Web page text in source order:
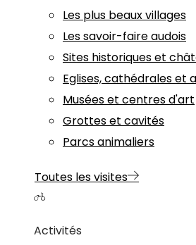
Les plus beaux villages
Les savoir-faire audois
Sites historiques et
Eglises, cathédrales et
Musées et centres d'art
Grottes et cavités
Parcs animaliers
Toutes les visites
Activités